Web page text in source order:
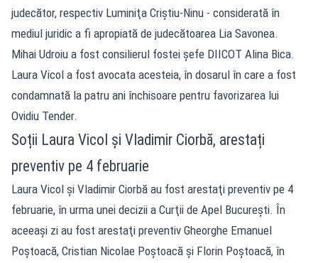
judecător, respectiv Luminiţa Criştiu-Ninu - considerată în
mediul juridic a fi apropiată de judecătoarea Lia Savonea.
Mihai Udroiu a fost consilierul fostei şefe DIICOT Alina Bica.
Laura Vicol a fost avocata acesteia, în dosarul în care a fost
condamnată la patru ani închisoare pentru favorizarea lui
Ovidiu Tender.
Soții Laura Vicol şi Vladimir Ciorbă, arestați
preventiv pe 4 februarie
Laura Vicol şi Vladimir Ciorbă au fost arestaţi preventiv pe 4
februarie, în urma unei decizii a Curţii de Apel Bucureşti. În
aceeași zi au fost arestaţi preventiv Gheorghe Emanuel
Poştoacă, Cristian Nicolae Poştoacă şi Florin Poştoacă, în